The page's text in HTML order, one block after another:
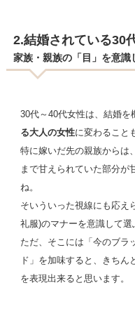
2.結婚されている30
家族・親族の「目」を意
30代～40代女性は、結婚を
る大人の女性に変わること
特に嫁いだ先の親族からは
まで甘えられていた部分
ね。
そいういった視線にも応え
礼服)のマナーを意識して選
ただ、そこには「今のブラ
ド」を加味すると、きちん
を表現出来ると思います。